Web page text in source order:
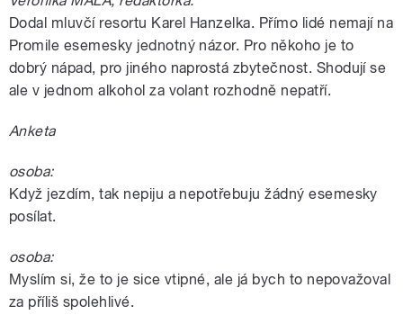
Dodal mluvčí resortu Karel Hanzelka. Přímo lidé nemají na
Promile esemesky jednotný názor. Pro někoho je to
dobrý nápad, pro jiného naprostá zbytečnost. Shodují se
ale v jednom alkohol za volant rozhodně nepatří.
Anketa
osoba:
Když jezdím, tak nepiju a nepotřebuju žádný esemesky
posílat.
osoba:
Myslím si, že to je sice vtipné, ale já bych to nepovažoval
za příliš spolehlivé.